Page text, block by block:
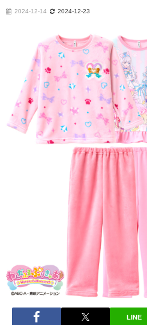
2024-12-14 2024-12-23
LINE